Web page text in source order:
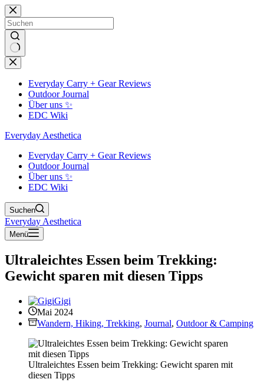
Zum
Inhalt
springen
Keine
Ergebnisse
Everyday Carry + Gear Reviews
Outdoor Journal
Über uns ✨
EDC Wiki
Everyday Aesthetica
Everyday Carry + Gear Reviews
Outdoor Journal
Über uns ✨
EDC Wiki
Suchen
Everyday Aesthetica
Menü
Ultraleichtes Essen beim Trekking:
Gewicht sparen mit diesen Tipps
Gigi
Mai 2024
Wandern, Hiking, Trekking, Journal, Outdoor & Camping
Ultraleichtes Essen beim Trekking: Gewicht sparen mit
diesen Tipps